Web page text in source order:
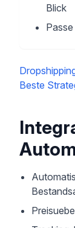
Blick
Beste